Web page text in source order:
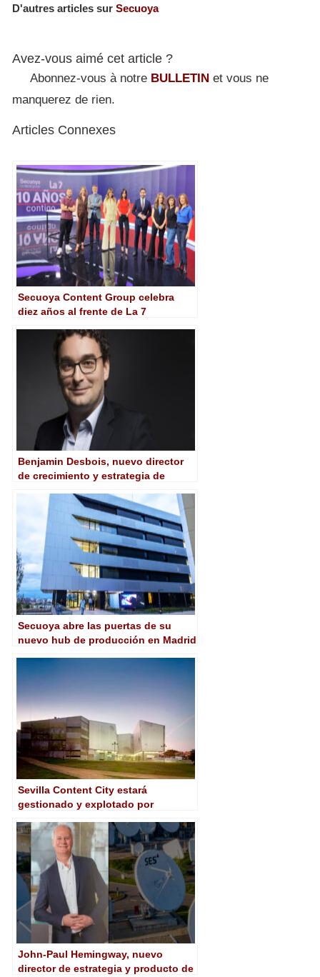
D'autres articles sur Secuoya
Avez-vous aimé cet article ?
Abonnez-vous à notre BULLETIN et vous ne
manquerez de rien.
Articles Connexes
Secuoya Content Group celebra
diez años al frente de La 7
Benjamin Desbois, nuevo director
de crecimiento y estrategia de
Secuoya abre las puertas de su
nuevo hub de producción en Madrid
Sevilla Content City estará
gestionado y explotado por
John-Paul Hemingway, nuevo
director de estrategia y producto de